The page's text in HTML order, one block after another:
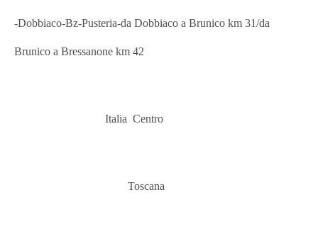
-Dobbiaco-Bz-Pusteria-da Dobbiaco a Brunico km 31/da
Brunico a Bressanone km 42
Italia Centro
Toscana